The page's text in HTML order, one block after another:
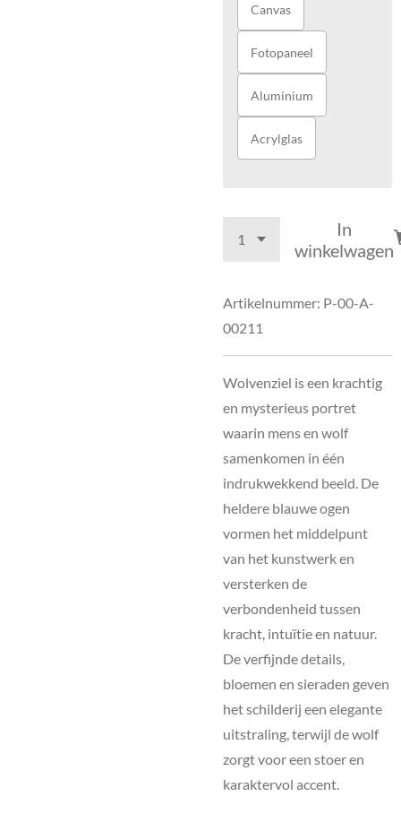
Canvas
Fotopaneel
Aluminium
Acrylglas
In
winkelwagen
Artikelnummer: P-00-A-
00211
Wolvenziel is een krachtig
en mysterieus portret
waarin mens en wolf
samenkomen in één
indrukwekkend beeld. De
heldere blauwe ogen
vormen het middelpunt
van het kunstwerk en
versterken de
verbondenheid tussen
kracht, intuïtie en natuur.
De verfijnde details,
bloemen en sieraden geven
het schilderij een elegante
uitstraling, terwijl de wolf
zorgt voor een stoer en
karaktervol accent.